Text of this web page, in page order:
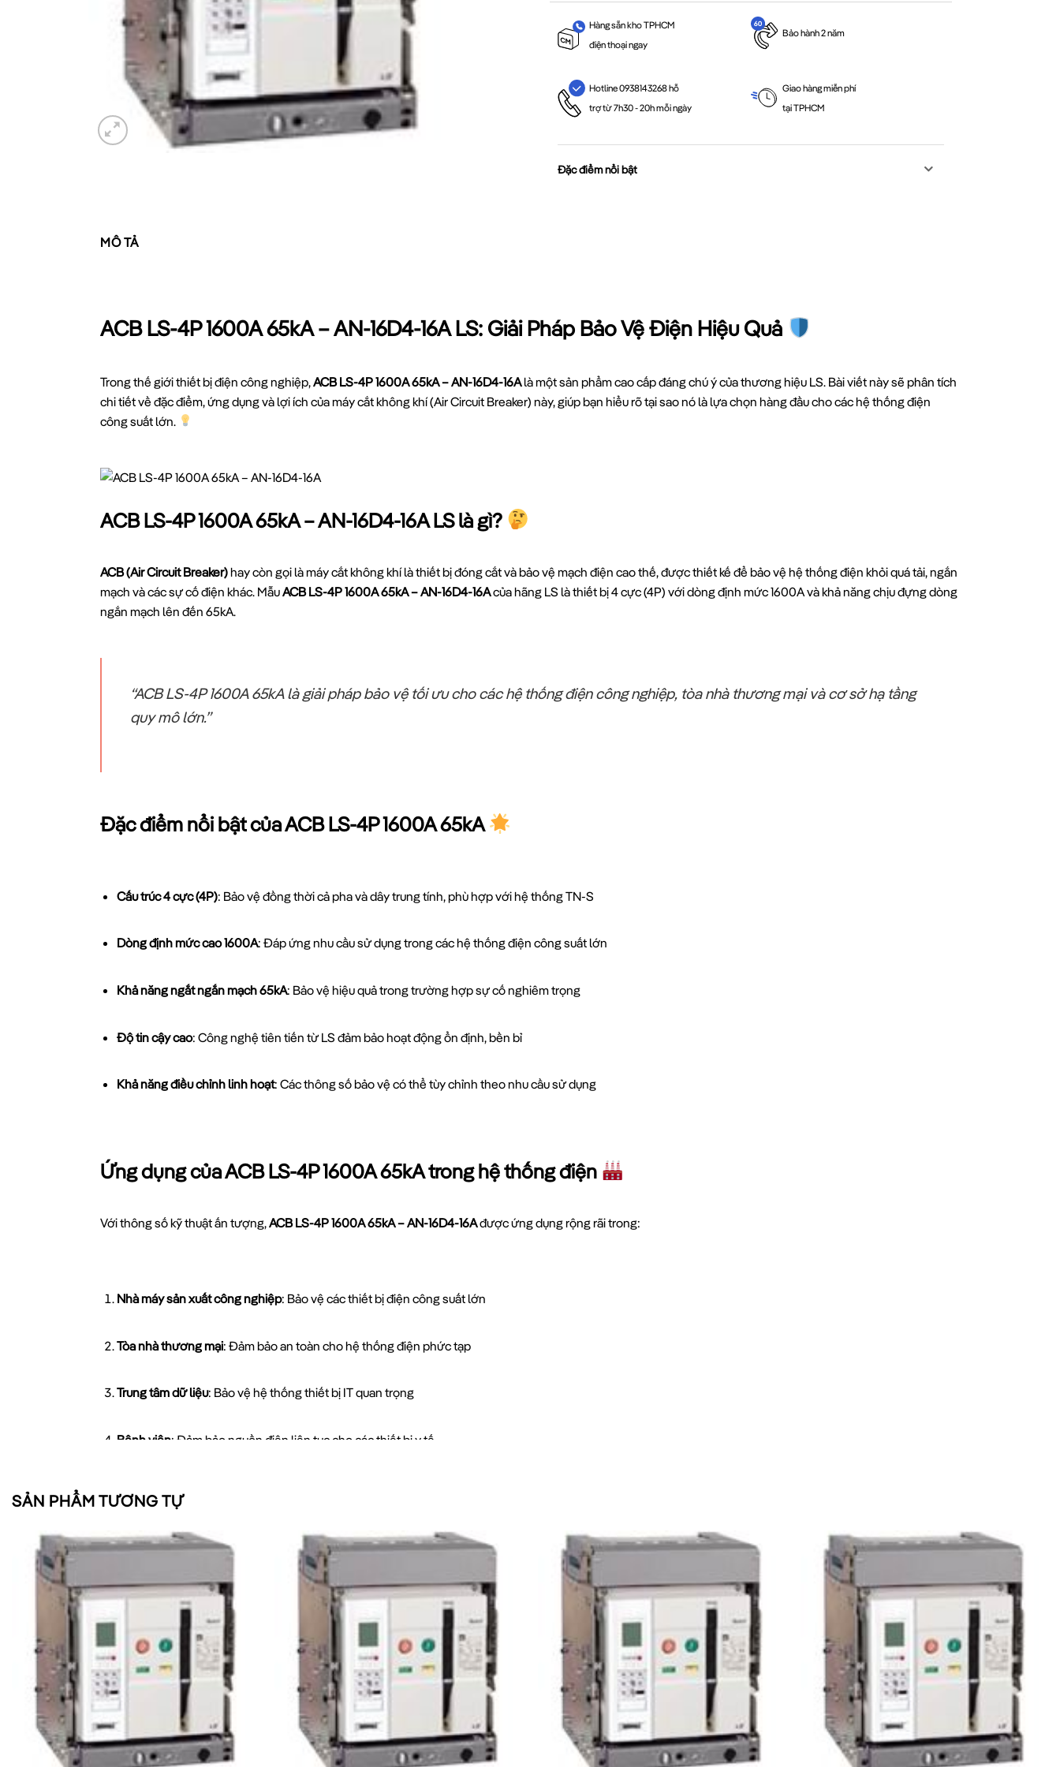
Hàng sẵn kho TPHCM
điện thoại ngay
Bảo hành 2 năm
Hotline 0938143268 hỗ
trợ từ 7h30 - 20h mỗi ngày
Giao hàng miễn phí
tại TPHCM
Đặc điểm nổi bật
MÔ TẢ
ACB LS-4P 1600A 65kA – AN-16D4-16A LS: Giải Pháp Bảo Vệ Điện Hiệu Quả
Trong thế giới thiết bị điện công nghiệp,ACB LS-4P 1600A 65kA – AN-16D4-16Alà một sản phẩm cao cấp đáng chú ý của thương hiệu LS. Bài viết này sẽ phân tích
chi tiết về đặc điểm, ứng dụng và lợi ích của máy cắt không khí (Air Circuit Breaker) này, giúp bạn hiểu rõ tại sao nó là lựa chọn hàng đầu cho các hệ thống điện
công suất lớn.
ACB LS-4P 1600A 65kA – AN-16D4-16A LS là gì?
ACB (Air Circuit Breaker)hay còn gọi là máy cắt không khí là thiết bị đóng cắt và bảo vệ mạch điện cao thế, được thiết kế để bảo vệ hệ thống điện khỏi quá tải, ngắn
mạch và các sự cố điện khác. MẫuACB LS-4P 1600A 65kA – AN-16D4-16Acủa hãng LS là thiết bị 4 cực (4P) với dòng định mức 1600A và khả năng chịu đựng dòng
ngắn mạch lên đến 65kA.
“ACB LS-4P 1600A 65kA là giải pháp bảo vệ tối ưu cho các hệ thống điện công nghiệp, tòa nhà thương mại và cơ sở hạ tầng
quy mô lớn.”
Đặc điểm nổi bật của ACB LS-4P 1600A 65kA
Cấu trúc 4 cực (4P): Bảo vệ đồng thời cả pha và dây trung tính, phù hợp với hệ thống TN-S
Dòng định mức cao 1600A: Đáp ứng nhu cầu sử dụng trong các hệ thống điện công suất lớn
Khả năng ngắt ngắn mạch 65kA: Bảo vệ hiệu quả trong trường hợp sự cố nghiêm trọng
Độ tin cậy cao: Công nghệ tiên tiến từ LS đảm bảo hoạt động ổn định, bền bỉ
Khả năng điều chỉnh linh hoạt: Các thông số bảo vệ có thể tùy chỉnh theo nhu cầu sử dụng
Ứng dụng của ACB LS-4P 1600A 65kA trong hệ thống điện
Với thông số kỹ thuật ấn tượng,ACB LS-4P 1600A 65kA – AN-16D4-16Ađược ứng dụng rộng rãi trong:
Nhà máy sản xuất công nghiệp: Bảo vệ các thiết bị điện công suất lớn
Tòa nhà thương mại: Đảm bảo an toàn cho hệ thống điện phức tạp
Trung tâm dữ liệu: Bảo vệ hệ thống thiết bị IT quan trọng
Bệnh viện: Đảm bảo nguồn điện liên tục cho các thiết bị y tế
So sánh ACB LS-4P 1600A với các sản phẩm tương tự
THÔNG SỐ ACB LS-4P 1600A 65KA ACB SCHNEIDER 1600A
ACB ABB 1600A
Dòng định mức
Khả năng ngắt
Số cực
SẢN PHẨM TƯƠNG TỰ